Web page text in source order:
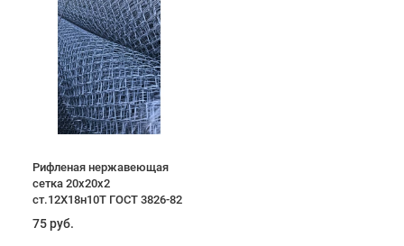
Рифленая нержавеющая
сетка 20х20х2
ст.12Х18н10Т ГОСТ 3826-82
75 руб.